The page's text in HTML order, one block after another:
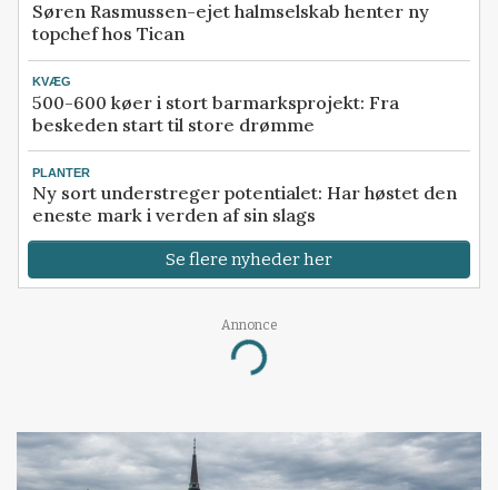
Søren Rasmussen-ejet halmselskab henter ny
topchef hos Tican
KVÆG
500-600 køer i stort barmarksprojekt: Fra
beskeden start til store drømme
PLANTER
Ny sort understreger potentialet: Har høstet den
eneste mark i verden af sin slags
Se flere nyheder her
Annonce
Loading...